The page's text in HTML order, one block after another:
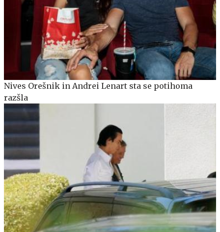
Nives Orešnik in Andrei Lenart sta se potihoma
razšla